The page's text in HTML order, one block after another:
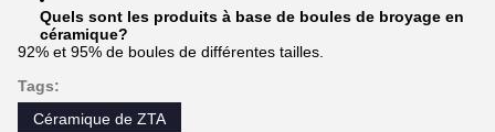
Quels sont les produits à base de boules de broyage en
céramique?
92% et 95% de boules de différentes tailles.
Tags:
Céramique de ZTA